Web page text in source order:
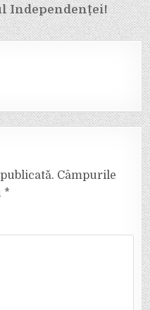
Independenței!
Câmpurile
*